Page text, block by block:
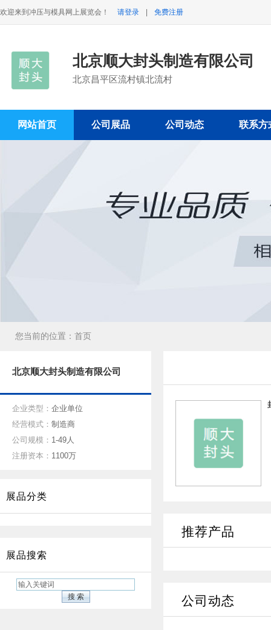
欢迎来到冲压与模具网上展览会！ 请登录 免费注册
北京顺大封头制造有限公司
北京昌平区流村镇北流村
网站首页 公司展品 公司动态 联系方
您当前的位置： 首页
北京顺大封头制造有限公司
企业类型： 企业单位
经营模式： 制造商
公司规模： 1-49人
注册资本： 1100万
展品分类
展品搜索
推荐产品
公司动态